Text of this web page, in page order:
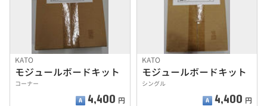
KATO
モジュールボードキット
コーナー
4,400 円
KATO
モジュールボードキット
シングル
4,400 円